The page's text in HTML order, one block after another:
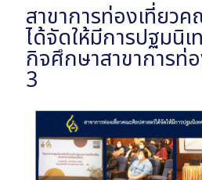
สาขาการท่องเที่ยว
ได้จัดให้มีการปฐมนิ
กิจศึกษาสาขาการท่
3